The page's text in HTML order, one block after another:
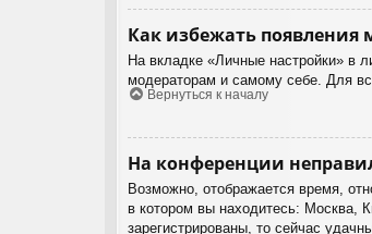
Как избежать появления
На вкладке «Личные настройки» в
модераторам и самому себе. Для
Вернуться к началу
На конференции
Возможно, отображается время,
в котором вы находитесь: Москва,
зарегистрированы, то сейчас